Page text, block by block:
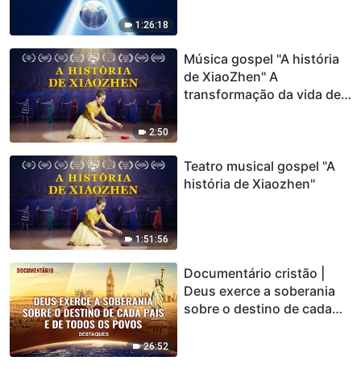
1:26:18
2:50
Música gospel "A história
de XiaoZhen" A
transformação da vida de
1:51:56
Teatro musical gospel "A
história de Xiaozhen"
26:52
Documentário cristão |
Deus exerce a soberania
sobre o destino de cada